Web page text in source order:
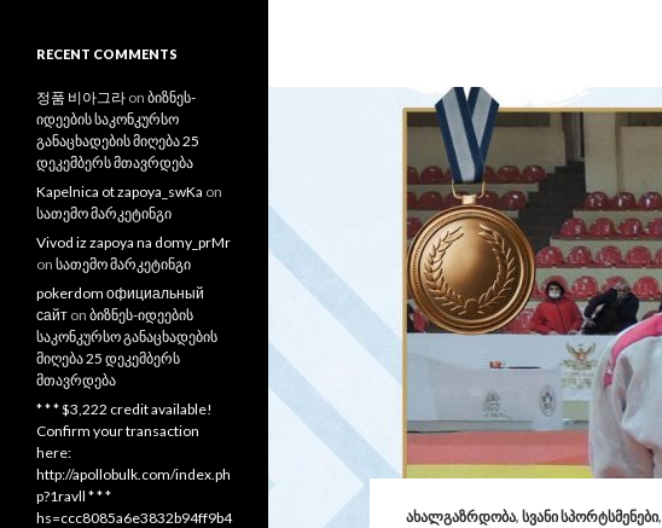
ᲐᲮᲐᲚᲒᲐᲖᲠᲓᲝᲑᲐ, ᲡᲕᲐᲜᲘ ᲡᲞᲝᲠᲢᲡᲛᲔᲜᲔᲑᲘ,
RECENT COMMENTS
정품 비아그라 on ბიზნეს-
იდეების საკონკურსო
განაცხადების მიღება 25
დეკემბერს მთავრდება
Kapelnica ot zapoya_swKa on
სათემო მარკეტინგი
Vivod iz zapoya na domy_prMr
on სათემო მარკეტინგი
pokerdom официальный
сайт on ბიზნეს-იდეების
საკონკურსო განაცხადების
მიღება 25 დეკემბერს
მთავრდება
* * * $3,222 credit available!
Confirm your transaction
here:
http://apollobulk.com/index.ph
p?1ravll * * *
hs=ccc8085a6e3832b94ff9b4